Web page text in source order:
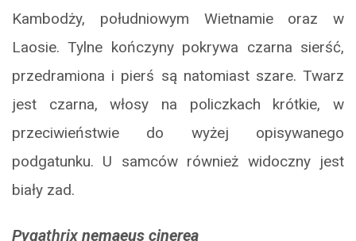
Kambodży, południowym Wietnamie oraz w
Laosie. Tylne kończyny pokrywa czarna sierść,
przedramiona i pierś są natomiast szare. Twarz
jest czarna, włosy na policzkach krótkie, w
przeciwieństwie do wyżej opisywanego
podgatunku. U samców również widoczny jest
biały zad.
Pygathrix nemaeus cinerea